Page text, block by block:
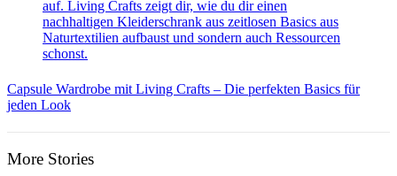
Capsule Wardrobe mit Living Crafts – Die perfekten Basics für
jeden Look
More Stories